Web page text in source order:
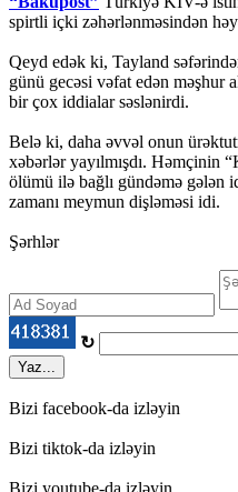
spirtli içki zəhərlənməsindən
Qeyd edək ki, Tayland
günü gecəsi vəfat edən məşhur
bir çox iddialar səslənirdi.
Belə ki, daha əvvəl onun
xəbərlər yayılmışdı. Həmçinin
ölümü ilə bağlı gündəmə gələn
zamanı meymun dişləməsi idi.
Şərhlər
↻
Yaz...
Bizi facebook-da izləyin
Bizi tiktok-da izləyin